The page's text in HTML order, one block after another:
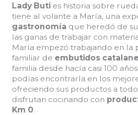
Lady Buties historia sobre
tiene al volante a María, una
gastronomía que heredó de
las ganas de trabajar con
María empezó trabajando en la
familiar de embutidos
familia desde hacía casi 100
podías encontrarla en los
ofreciendo sus productos a
disfrutan cocinando con
Km 0.